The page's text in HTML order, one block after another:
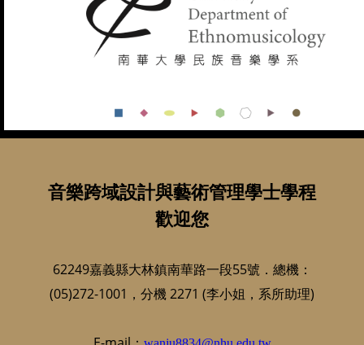
音樂跨域設計與藝術管理學士學程
歡迎您
62249嘉義縣大林鎮南華路一段55號．總機：
(05)272-1001，分機 2271 (李小姐，系所助理)